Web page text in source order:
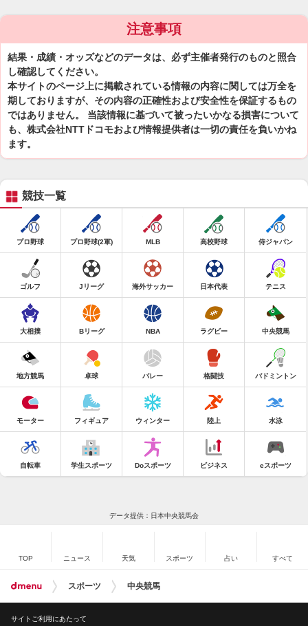
注意事項
結果・成績・オッズなどのデータは、必ず主催者発行のものと照合
し確認してください。
本サイトのページ上に掲載されている情報の内容に関しては万全を
期しておりますが、その内容の正確性および安全性を保証するもの
ではありません。 当該情報に基づいて被ったいかなる損害について
も、株式会社NTTドコモおよび情報提供者は一切の責任を負いかね
ます。
競技一覧
プロ野球 プロ野球(2軍) MLB 高校野球 侍ジャパン
ゴルフ Jリーグ 海外サッカー 日本代表 テニス
大相撲 Bリーグ NBA ラグビー 中央競馬
地方競馬 卓球 バレー 格闘技 バドミントン
モーター フィギュア ウィンター 陸上 水泳
自転車 学生スポーツ Doスポーツ ビジネス eスポーツ
データ提供：日本中央競馬会
TOP ニュース 天気 スポーツ 占い すべて
スポーツ 中央競馬
サイトご利用にあたって